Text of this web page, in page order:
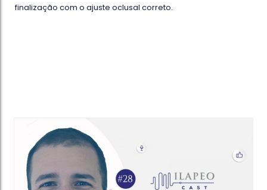
finalização com o ajuste oclusal correto.